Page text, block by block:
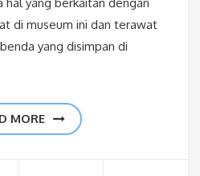
di museum ini dan terawat
yang disimpan di
MORE